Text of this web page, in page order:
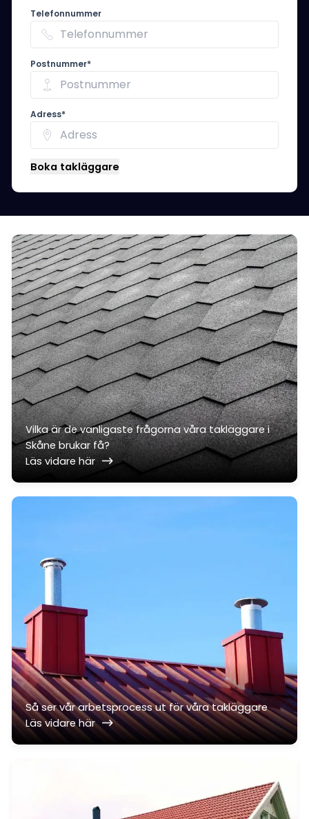
Telefonnummer
Postnummer*
Adress*
Boka takläggare
Vilka är de vanligaste frågorna våra takläggare i
Skåne brukar få?
Läs vidare här
Så ser vår arbetsprocess ut för våra takläggare
Läs vidare här